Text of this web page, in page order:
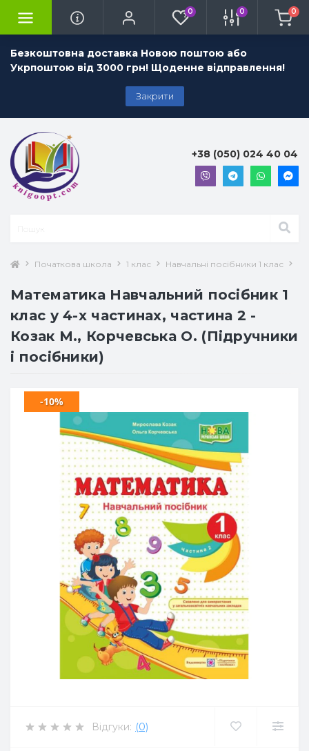
Безкоштовна доставка Новою поштою або
Укрпоштою від 3000 грн! Щоденне відправлення!
Закрити
0 0 0
+38 (050) 024 40 04
Початкова школа 1 клас Навчальні посібники 1 клас
Математика Навчальний посібник 1
клас у 4-х частинах, частина 2 -
Козак М., Корчевська О. (Підручники
і посібники)
-10%
Відгуки: (0)